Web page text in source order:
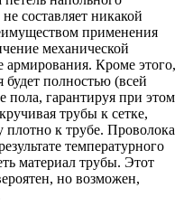
составляет никакой
применения
механической
армирования. Кроме этого,
будет полностью (всей
пола, гарантируя при этом
трубы к сетке,
плотно к трубе. Проволока
температурного
материал трубы. Этот
но возможен,